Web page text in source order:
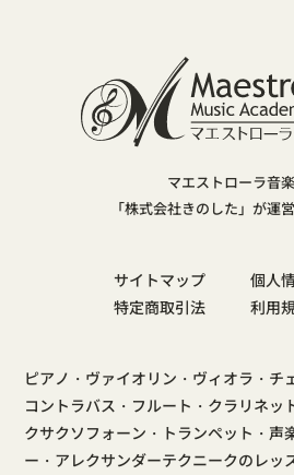
マエストローラ音
「株式会社きのした」が運
サイトマップ
個人
特定商取引法
利用
ピアノ・ヴァイオリン・ヴィオラ・チ
コントラバス・フルート・クラリネッ
クサクソフォーン・トランペット・声
ー・アレクサンダーテクニークのレッ